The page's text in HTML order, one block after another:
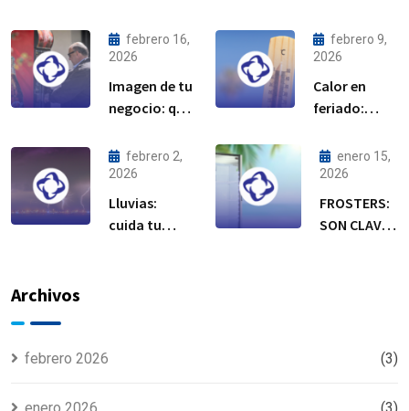
febrero 16,
2026
Imagen de tu
negocio: qué
equipos de
refrigeración
febrero 9,
2026
Calor en
feriado:
equipo de
refrigeración
febrero 2,
2026
Lluvias:
cuida tu
enero 15,
2026
FROSTERS:
SON CLAVE
Archivos
febrero 2026 (3)